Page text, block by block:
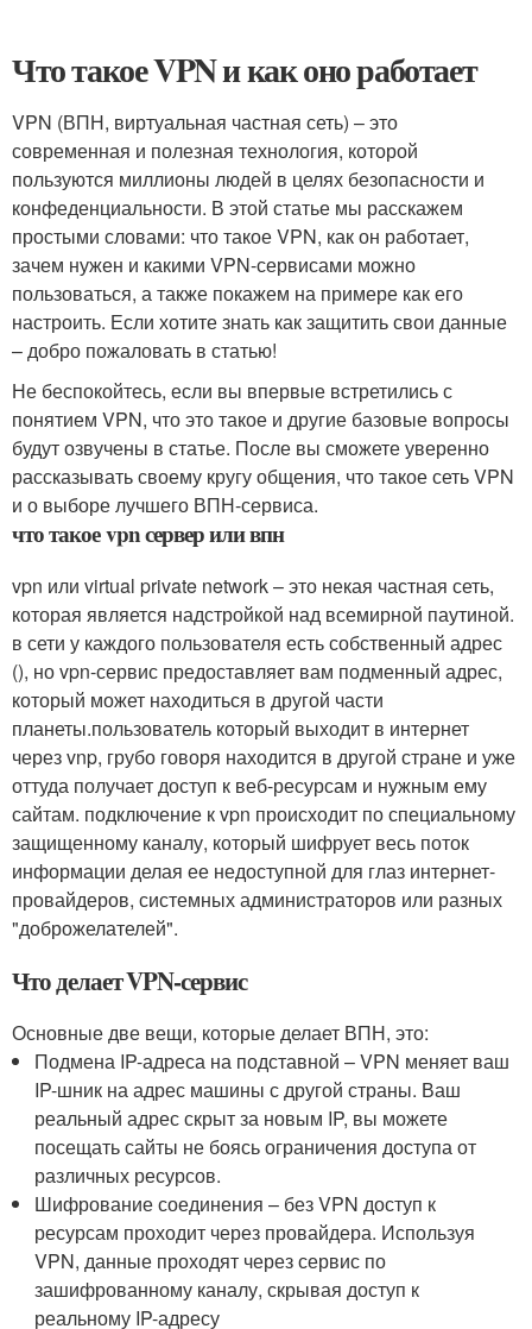
Что такое VPN и как оно работает
VPN (ВПН, виртуальная частная сеть) – это
современная и полезная технология, которой
пользуются миллионы людей в целях безопасности и
конфеденциальности. В этой статье мы расскажем
простыми словами: что такое VPN, как он работает,
зачем нужен и какими VPN-сервисами можно
пользоваться, а также покажем на примере как его
настроить. Если хотите знать как защитить свои данные
– добро пожаловать в статью!
Не беспокойтесь, если вы впервые встретились с
понятием VPN, что это такое и другие базовые вопросы
будут озвучены в статье. После вы сможете уверенно
рассказывать своему кругу общения, что такое сеть VPN
и о выборе лучшего ВПН-сервиса.
что такое vpn сервер или впн
vpn или virtual private network – это некая частная сеть,
которая является надстройкой над всемирной паутиной.
в сети у каждого пользователя есть собственный адрес
(), но vpn-сервис предоставляет вам подменный адрес,
который может находиться в другой части
планеты.пользователь который выходит в интернет
через vnp, грубо говоря находится в другой стране и уже
оттуда получает доступ к веб-ресурсам и нужным ему
сайтам. подключение к vpn происходит по специальному
защищенному каналу, который шифрует весь поток
информации делая ее недоступной для глаз интернет-
провайдеров, системных администраторов или разных
"доброжелателей".
Что делает VPN-сервис
Основные две вещи, которые делает ВПН, это:
Подмена IP-адреса на подставной – VPN меняет ваш
IP-шник на адрес машины с другой страны. Ваш
реальный адрес скрыт за новым IP, вы можете
посещать сайты не боясь ограничения доступа от
различных ресурсов.
Шифрование соединения – без VPN доступ к
ресурсам проходит через провайдера. Используя
VPN, данные проходят через сервис по
зашифрованному каналу, скрывая доступ к
реальному IP-адресу